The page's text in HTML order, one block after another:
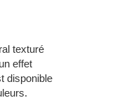
texturé
effet
disponible